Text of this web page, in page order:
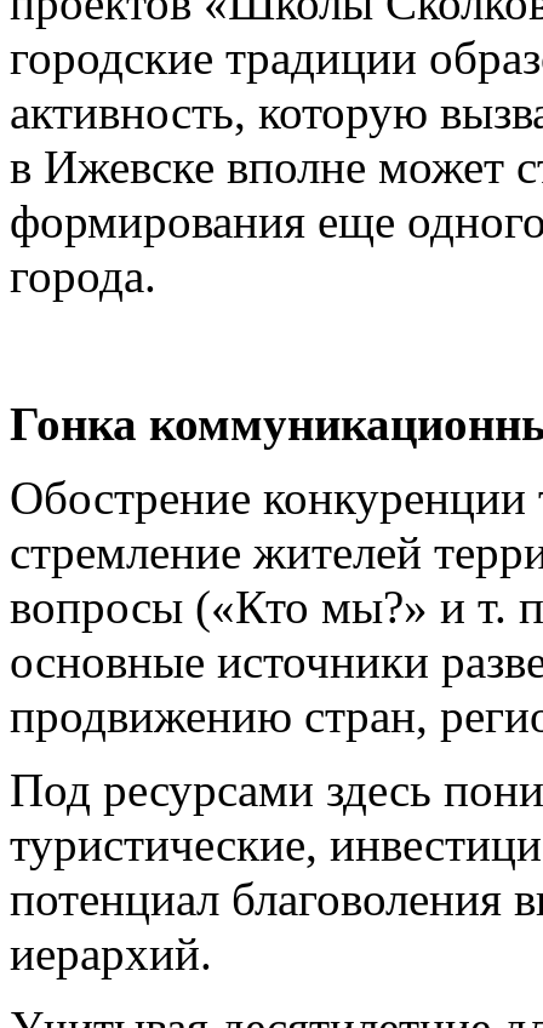
городские традиции
активность, которую
в Ижевске вполне может
формирования еще
города.
Гонка
Обострение конкуренции
стремление жителей
вопросы («Кто мы?» и т.
основные источники
продвижению стран,
Под ресурсами здесь
туристические,
потенциал благоволения
иерархий.